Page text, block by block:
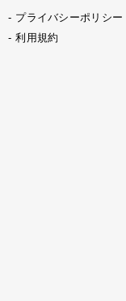
プライバシーポリシー
利用規約